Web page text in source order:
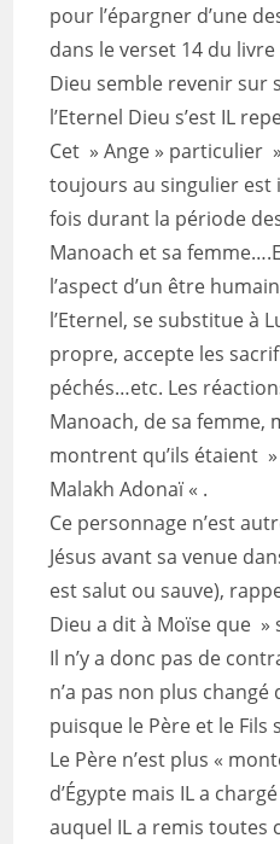
pour l’épargner d’une
dans le verset 14 du livre
Dieu semble revenir sur
l’Eternel Dieu s’est IL
Cet » Ange » particulier
toujours au singulier est
fois durant la période
Manoach et sa
l’aspect d’un être
l’Eternel, se substitue à
propre, accepte les
péchés…etc. Les
Manoach, de sa femme,
montrent qu’ils étaient
Malakh Adonaï « .
Ce personnage n’est
Jésus avant sa venue
est salut ou sauve),
Dieu a dit à Moïse que »
Il n’y a donc pas de
n’a pas non plus changé
puisque le Père et le Fils
Le Père n’est plus «
d’Égypte mais IL a
auquel IL a remis toutes